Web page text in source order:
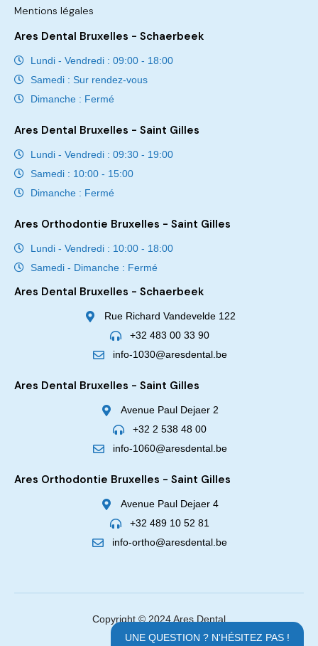
UNE QUESTION ? N'HÉSITEZ PAS !
Mentions légales
Ares Dental Bruxelles - Schaerbeek
Lundi - Vendredi : 09:00 - 18:00
Samedi : Sur rendez-vous
Dimanche : Fermé
Ares Dental Bruxelles - Saint Gilles
Lundi - Vendredi : 09:30 - 19:00
Samedi : 10:00 - 15:00
Dimanche : Fermé
Ares Orthodontie Bruxelles - Saint Gilles
Lundi - Vendredi : 10:00 - 18:00
Samedi - Dimanche : Fermé
Ares Dental Bruxelles - Schaerbeek
Rue Richard Vandevelde 122
+32 483 00 33 90
info-1030@aresdental.be
Ares Dental Bruxelles - Saint Gilles
Avenue Paul Dejaer 2
+32 2 538 48 00
info-1060@aresdental.be
Ares Orthodontie Bruxelles - Saint Gilles
Avenue Paul Dejaer 4
+32 489 10 52 81
info-ortho@aresdental.be
Copyright © 2024 Ares Dental